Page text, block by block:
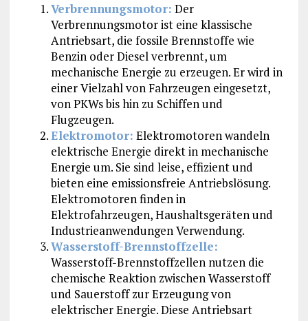
Verbrennungsmotor: Der
Verbrennungsmotor ist eine klassische
Antriebsart, die fossile Brennstoffe wie
Benzin oder Diesel verbrennt, um
mechanische Energie zu erzeugen. Er wird in
einer Vielzahl von Fahrzeugen eingesetzt,
von PKWs bis hin zu Schiffen und
Flugzeugen.
Elektromotor: Elektromotoren wandeln
elektrische Energie direkt in mechanische
Energie um. Sie sind leise, effizient und
bieten eine emissionsfreie Antriebslösung.
Elektromotoren finden in
Elektrofahrzeugen, Haushaltsgeräten und
Industrieanwendungen Verwendung.
Wasserstoff-Brennstoffzelle:
Wasserstoff-Brennstoffzellen nutzen die
chemische Reaktion zwischen Wasserstoff
und Sauerstoff zur Erzeugung von
elektrischer Energie. Diese Antriebsart